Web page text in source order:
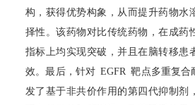
构，获得优势构象，从而提升药物水
择性。该药物对比传统药物，在成药
指标上均实现突破，并且在脑转移患
效。最后，针对 EGFR 靶点多重复合
发了基于非共价作用的第四代抑制剂